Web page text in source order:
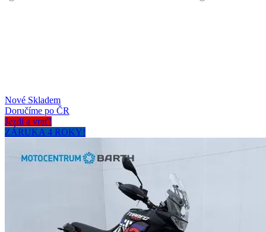
Nové Skladem
Doručíme po ČR
Jezdi a vrať!
ZÁRUKA 4 ROKY!